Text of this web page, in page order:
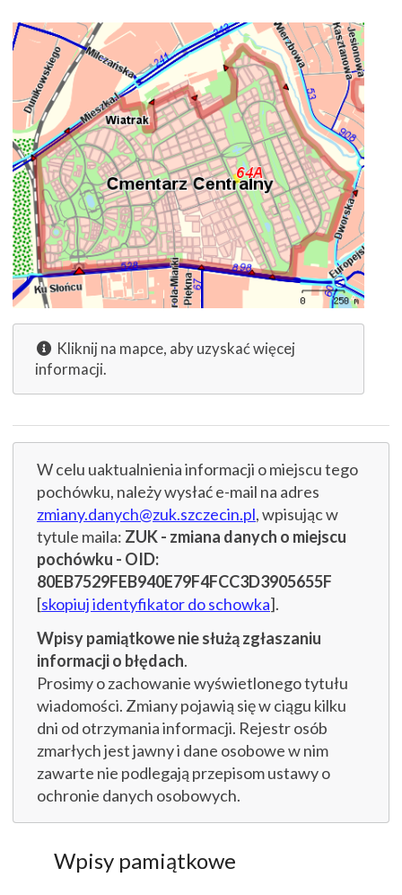
Kliknij na mapce, aby uzyskać więcej
informacji.
W celu uaktualnienia informacji o miejscu tego
pochówku, należy wysłać e-mail na adres
zmiany.danych@zuk.szczecin.pl, wpisując w
tytule maila: ZUK - zmiana danych o miejscu
pochówku - OID:
80EB7529FEB940E79F4FCC3D3905655F
[skopiuj identyfikator do schowka].
Wpisy pamiątkowe nie służą zgłaszaniu
informacji o błędach.
Prosimy o zachowanie wyświetlonego tytułu
wiadomości. Zmiany pojawią się w ciągu kilku
dni od otrzymania informacji. Rejestr osób
zmarłych jest jawny i dane osobowe w nim
zawarte nie podlegają przepisom ustawy o
ochronie danych osobowych.
Wpisy pamiątkowe